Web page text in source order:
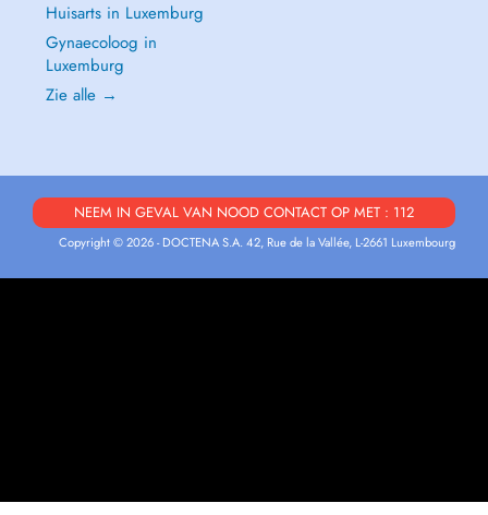
Huisarts in Luxemburg
Gynaecoloog in
Luxemburg
Zie alle →
NEEM IN GEVAL VAN NOOD CONTACT OP MET : 112
Copyright © 2026 - DOCTENA S.A. 42, Rue de la Vallée, L-2661 Luxembourg